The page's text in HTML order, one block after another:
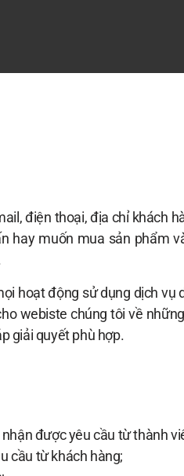
điện thoại, địa chỉ khách
muốn mua sản phẩm
hoạt động sử dụng dịch
webiste chúng tôi về
giải quyết phù hợp.
được yêu cầu từ thành
cầu từ khách hàng;